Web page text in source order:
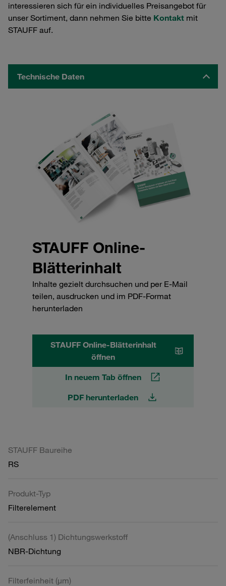
interessieren sich für ein individuelles Preisangebot für
unser Sortiment, dann nehmen Sie bitte Kontakt mit
STAUFF auf.
Technische Daten
STAUFF Online-
Blätterinhalt
Inhalte gezielt durchsuchen und per E-Mail
teilen, ausdrucken und im PDF-Format
herunterladen
STAUFF Online-Blätterinhalt
öffnen
In neuem Tab öffnen
PDF herunterladen
STAUFF Baureihe
RS
Produkt-Typ
Filterelement
(Anschluss 1) Dichtungswerkstoff
NBR-Dichtung
Filterfeinheit (µm)